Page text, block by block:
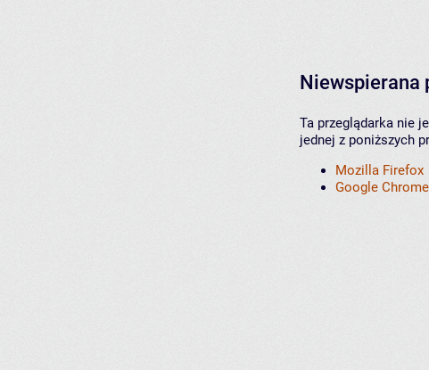
Niewspierana
Ta przeglądarka nie
jednej z poniższych
Mozilla Firefox
Google Chrome